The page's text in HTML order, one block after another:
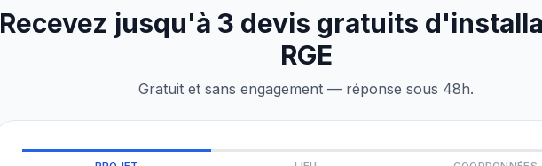
Recevez jusqu'à 3 devis gratuits
RGE
Gratuit et sans engagement — réponse sous 48h.